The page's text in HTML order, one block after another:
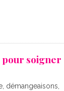
pour soigner
démangeaisons,